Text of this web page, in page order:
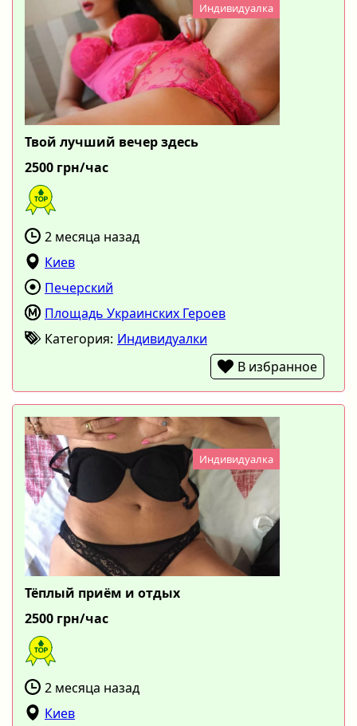
Индивидуалка
Твой лучший вечер здесь
2500 грн/час
2 месяца назад
Киев
Печерский
Площадь Украинских Героев
Категория: Индивидуалки
В избранное
Индивидуалка
Тёплый приём и отдых
2500 грн/час
2 месяца назад
Киев